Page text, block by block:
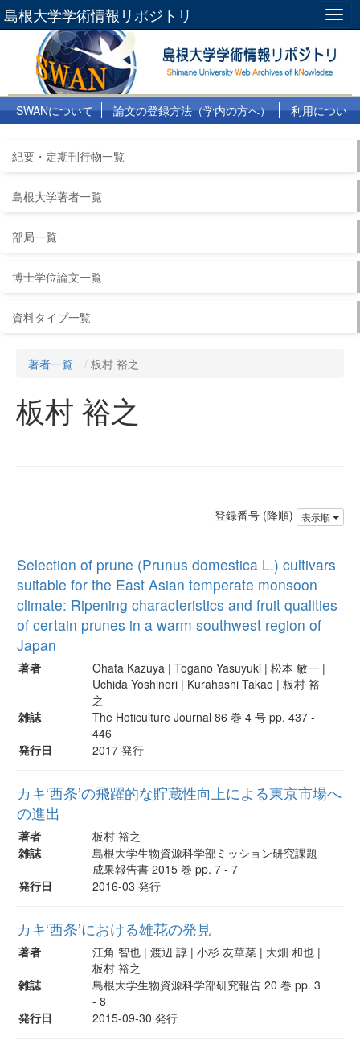
島根大学学術情報リポジトリ
SWANについて 論文の登録方法（学内の方へ）
利用につい
紀要・定期刊行物一覧
島根大学著者一覧
部局一覧
博士学位論文一覧
資料タイプ一覧
著者一覧 板村 裕之
板村 裕之
登録番号 (降順) 表示順
Selection of prune (Prunus domestica L.) cultivars
suitable for the East Asian temperate monsoon
climate: Ripening characteristics and fruit qualities
of certain prunes in a warm southwest region of
Japan
著者
Ohata Kazuya | Togano Yasuyuki | 松本 敏一 |
Uchida Yoshinori | Kurahashi Takao | 板村 裕
之
雑誌
The Hoticulture Journal 86 巻 4 号 pp. 437 -
446
発行日
2017 発行
カキ‘西条’の飛躍的な貯蔵性向上による東京市場へ
の進出
著者
板村 裕之
雑誌
島根大学生物資源科学部ミッション研究課題
成果報告書 2015 巻 pp. 7 - 7
発行日
2016-03 発行
カキ‘西条’における雄花の発見
著者
江角 智也 | 渡辺 諄 | 小杉 友華菜 | 大畑 和也 |
板村 裕之
雑誌
島根大学生物資源科学部研究報告 20 巻 pp. 3
- 8
発行日
2015-09-30 発行